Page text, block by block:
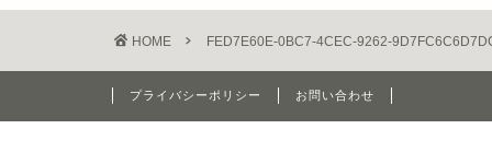
HOME FED7E60E-0BC7-4CEC-9262-
プライバシーポリシー お問い合わせ